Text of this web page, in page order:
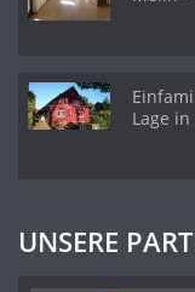
Lage
UNSERE